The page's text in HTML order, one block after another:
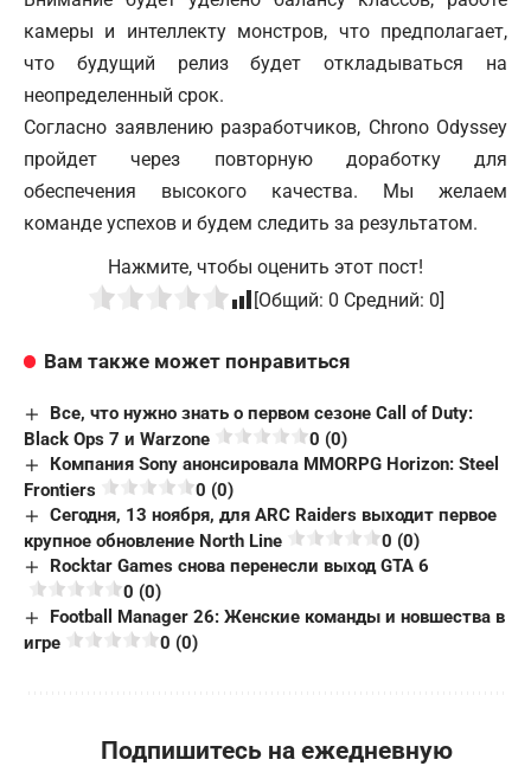
камеры и интеллекту монстров, что предполагает,
что будущий релиз будет откладываться на
неопределенный срок.
Согласно заявлению разработчиков, Chrono Odyssey
пройдет через повторную доработку для
обеспечения высокого качества. Мы желаем
команде успехов и будем следить за результатом.
Нажмите, чтобы оценить этот пост!
[Общий: 0 Средний: 0]
Вам также может понравиться
Все, что нужно знать о первом сезоне Call of Duty:
Black Ops 7 и Warzone
0 (0)
Компания Sony анонсировала MMORPG Horizon: Steel
Frontiers
0 (0)
Сегодня, 13 ноября, для ARC Raiders выходит первое
крупное обновление North Line
0 (0)
Rocktar Games снова перенесли выход GTA 6
0 (0)
Football Manager 26: Женские команды и новшества в
игре
0 (0)
Подпишитесь на ежедневную